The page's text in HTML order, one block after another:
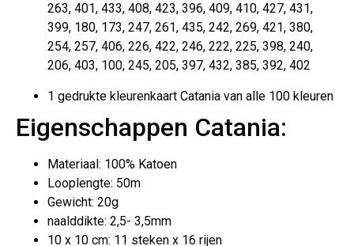
263, 401, 433, 408, 423, 396, 409, 410, 427, 431,
399, 180, 173, 247, 261, 435, 242, 269, 421, 380,
254, 257, 406, 226, 422, 246, 222, 225, 398, 240,
206, 403, 100, 245, 205, 397, 432, 385, 392, 402
1 gedrukte kleurenkaart Catania van alle 100 kleuren
Eigenschappen Catania:
Materiaal: 100% Katoen
Looplengte: 50m
Gewicht: 20g
naalddikte: 2,5- 3,5mm
10 x 10 cm: 11 steken x 16 rijen